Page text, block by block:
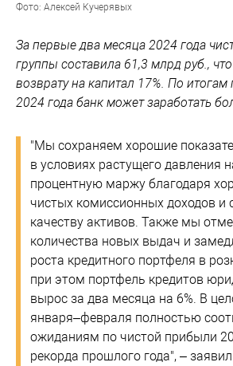
Фото: Алексей Кучерявых
За первые два месяца 2024 года
группы составила 61,3 млрд руб., что
возврату на капитал 17%. По итогам
2024 года банк может заработать
"Мы сохраняем хорошие
в условиях растущего давления
процентную маржу благодаря
чистых комиссионных доходов и
качеству активов. Также мы
количества новых выдач и
роста кредитного портфеля в
при этом портфель кредитов
вырос за два месяца на 6%. В
января–февраля полностью
ожиданиям по чистой прибыли
рекорда прошлого года", –